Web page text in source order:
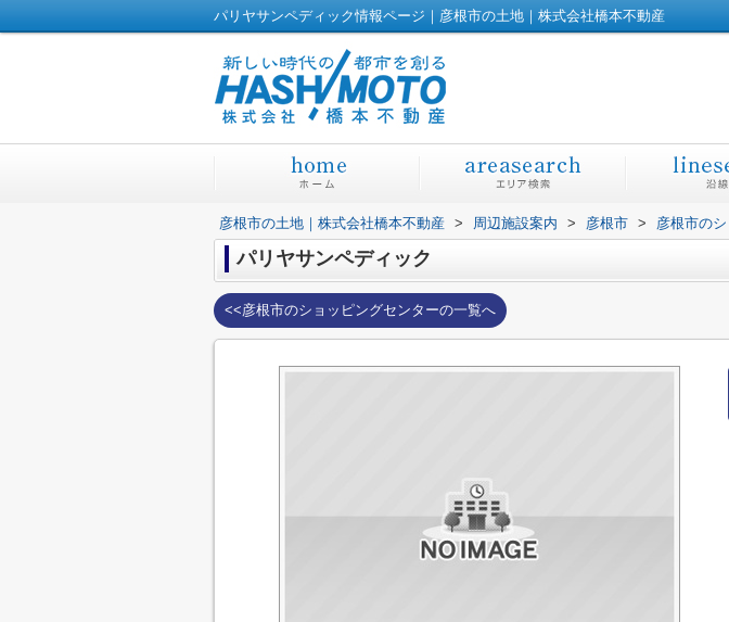
パリヤサンペディック情報ページ｜彦根市の土地｜株式会社橋本不動産
彦根市の土地｜株式会社橋本不動産 > 周辺施設案内 > 彦根市 > 彦根市の
パリヤサンペディック
<<彦根市のショッピングセンターの一覧へ